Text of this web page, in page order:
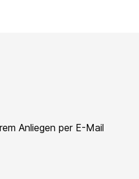
Anliegen per E-Mail